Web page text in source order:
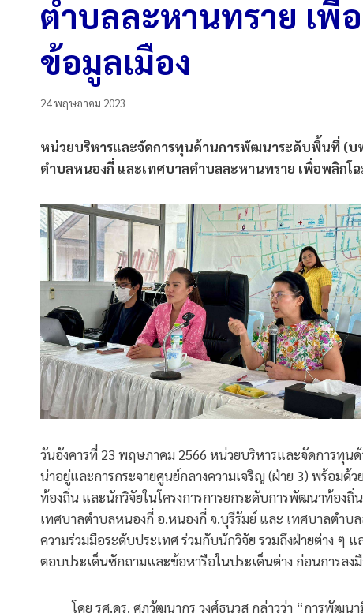
ตำบลละหานทราย เพื่
ข้อมูลเมือง
24 พฤษภาคม 2023
หน่วยบริหารและจัดการทุนด้านการพัฒนาระดับพื้นที่ (บ
ตำบลหนองกี่ และเทศบาลตำบลละหานทราย เพื่อพลิกโ
วันอังคารที่ 23 พฤษภาคม 2566 หน่วยบริหารและจัดการทุ
น่าอยู่และการกระจายศูนย์กลางความเจริญ (ฝ่าย 3) พร้อม
ท้องถิ่น และนักวิจัยในโครงการการยกระดับการพัฒนาท้อง
เทศบาลตำบลหนองกี่ อ.หนองกี่ จ.บุรีรัมย์ และ เทศบาลตำบ
ความร่วมมือระดับประเทศ ร่วมกับนักวิจัย รวมถึงฝ่ายต่าง ๆ
ตอบประเด็นซักถามและข้อหารือในประเด็นต่าง ก่อนการล
โดย รศ.ดร. ศุภวัฒนากร วงศ์ธนวสุ กล่าวว่า “การพัฒนา